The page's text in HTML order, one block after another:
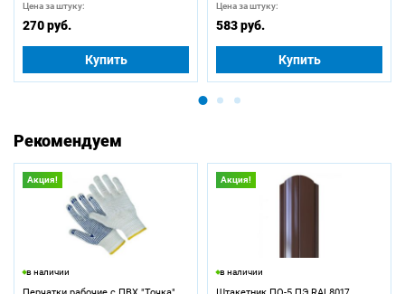
Цена за штуку:
270 руб.
Купить
Цена за штуку:
583 руб.
Купить
Рекомендуем
Акция!
в наличии
Акция!
в наличии